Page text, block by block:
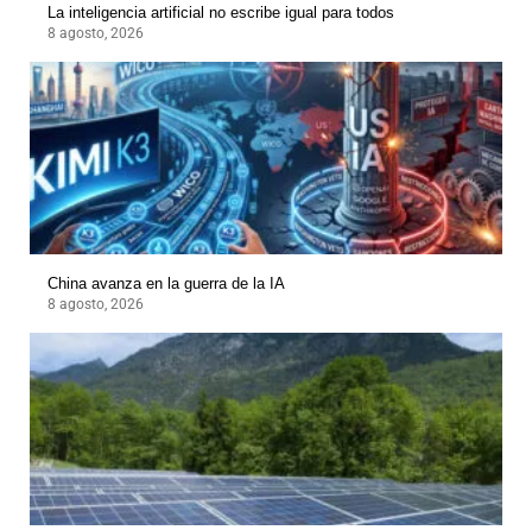
La inteligencia artificial no escribe igual para todos
8 agosto, 2026
China avanza en la guerra de la IA
8 agosto, 2026